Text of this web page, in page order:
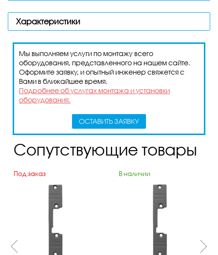
Характеристики
ОСТАВИТЬ ЗАЯВКУ
Мы выполняем услуги по монтажу всего
оборудования, представленного на нашем сайте.
Оформите заявку, и опытный инженер свяжется с
Вами в ближайшее время.
Подробнее об услугах монтажа и установки
оборудования.
Сопутствующие товары
Под заказ В наличии